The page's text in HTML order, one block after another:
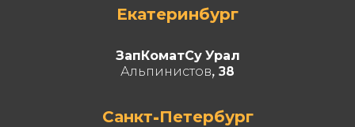
Екатеринбург
ЗапКоматСу Урал
Альпинистов, 38
Санкт-Петербург